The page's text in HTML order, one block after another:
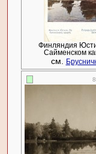
Финляндия
Сайменском
см.